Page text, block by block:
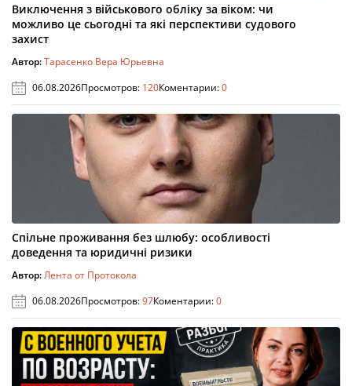
Виключення з військового обліку за віком: чи
можливо це сьогодні та які перспективи судового
захист
Автор:Тарасенко Вера Юрьевна
06.08.2026Просмотров: 120Коментарии:0
Спільне проживання без шлюбу: особливості
доведення та юридичні ризики
Автор:Лента от Протокола
06.08.2026Просмотров:97Коментарии:0